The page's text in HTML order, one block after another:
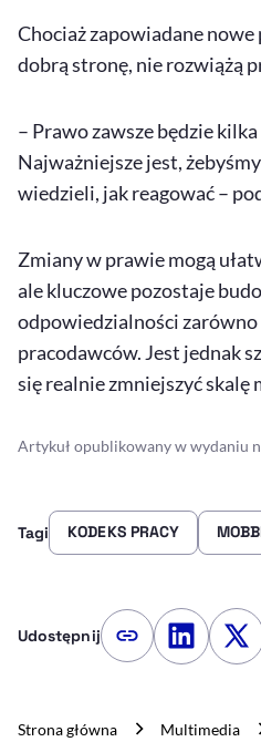
Chociaż zapowiadane
dobrą stronę, nie rozwiążą
– Prawo zawsze będzie
Najważniejsze jest,
wiedzieli, jak reagować –
Zmiany w prawie mogą
ale kluczowe pozostaje
odpowiedzialności
pracodawców. Jest jednak
się realnie zmniejszyć skalę
Artykuł opublikowany w wydaniu
Tagi KODEKS PRACY
Udostępnij Kopiuj link artykułu
Strona główna Multimedia